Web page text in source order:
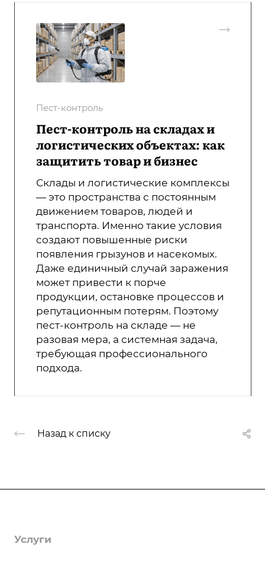
Пест-контроль
Пест-контроль на складах и
логистических объектах: как
защитить товар и бизнес
Склады и логистические комплексы
— это пространства с постоянным
движением товаров, людей и
транспорта. Именно такие условия
создают повышенные риски
появления грызунов и насекомых.
Даже единичный случай заражения
может привести к порче
продукции, остановке процессов и
репутационным потерям. Поэтому
пест-контроль на складе — не
разовая мера, а системная задача,
требующая профессионального
подхода.
Назад к списку
О компании
Услуги